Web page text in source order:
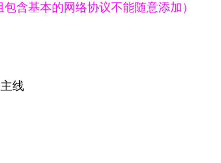
含基本的网络协议不能随意添加）
线